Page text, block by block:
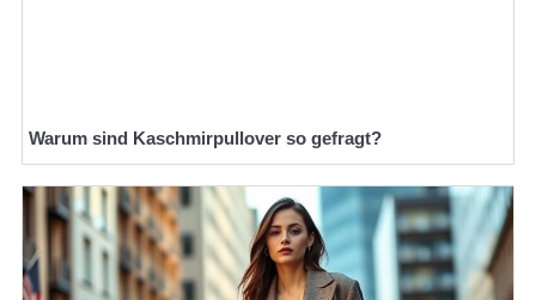
Warum sind Kaschmirpullover so gefragt?